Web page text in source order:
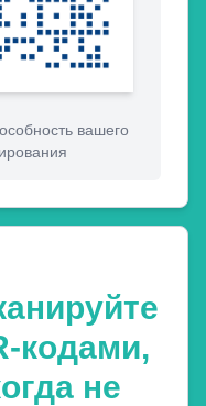
вашего
кодами,
не